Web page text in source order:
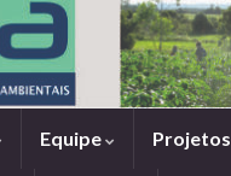
Equipe Projetos